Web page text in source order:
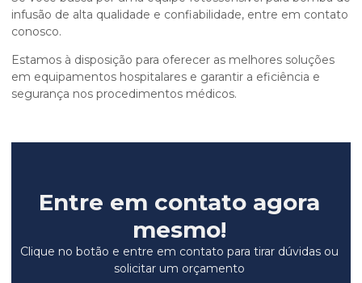
infusão de alta qualidade e confiabilidade, entre em contato
conosco.
Estamos à disposição para oferecer as melhores soluções
em equipamentos hospitalares e garantir a eficiência e
segurança nos procedimentos médicos.
Entre em contato agora
mesmo!
Clique no botão e entre em contato para tirar dúvidas ou
solicitar um orçamento